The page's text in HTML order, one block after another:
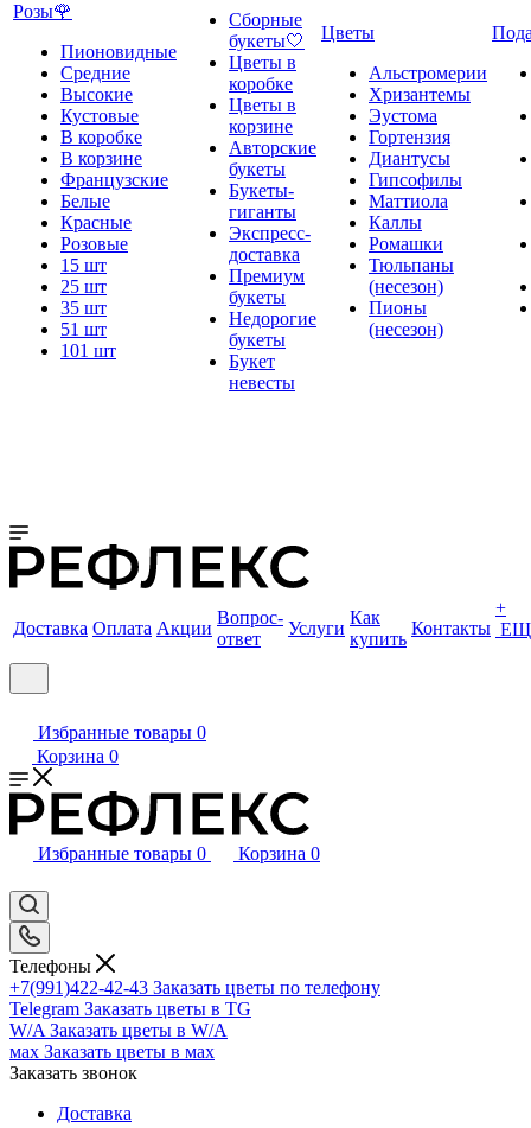
Розы🌹
Пионовидные
Средние
Высокие
Кустовые
В коробке
В корзине
Французские
Белые
Красные
Розовые
15 шт
25 шт
35 шт
51 шт
101 шт
Сборные
букеты🤍
Цветы в
коробке
Цветы в
корзине
Авторские
букеты
Букеты-
гиганты
Экспресс-
доставка
Премиум
букеты
Недорогие
букеты
Букет
невесты
Цветы
Альстромерии
Хризантемы
Эустома
Гортензия
Диантусы
Гипсофилы
Маттиола
Каллы
Ромашки
Тюльпаны
(несезон)
Пионы
(несезон)
Доставка Оплата Акции
Вопрос-
ответ
Услуги
Как
купить
Контакты
+
Избранные товары 0
Корзина 0
Избранные товары 0 Корзина 0
Телефоны
+7(991)422-42-43 Заказать цветы по телефону
Telegram Заказать цветы в TG
W/A Заказать цветы в W/A
мах Заказать цветы в мах
Заказать звонок
Доставка